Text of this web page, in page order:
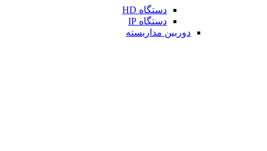
دستگاه HD
دستگاه IP
دوربین مداربسته